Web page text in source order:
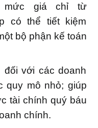
mức giá chỉ từ
có thể tiết kiệm
bộ phận kế toán
với các doanh
quy mô nhỏ; giúp
tài chính quý báu
chính.